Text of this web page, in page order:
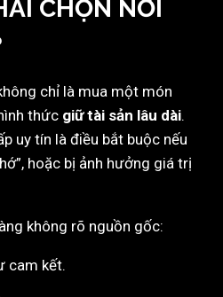
CHỌN NƠI
chỉ là mua một món
thức giữ tài sản lâu dài.
uy tín là điều bắt buộc nếu
hoặc bị ảnh hưởng giá trị
không rõ nguồn gốc:
cam kết.